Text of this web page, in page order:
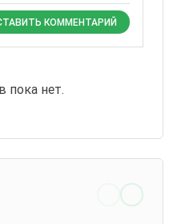
КОММЕНТАРИЙ
пока нет.